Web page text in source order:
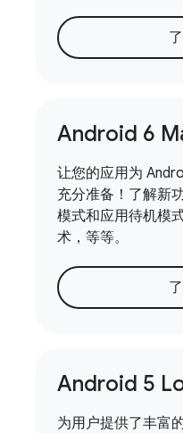
Android 6
让您的应用为
充分准备！了解新
模式和应用待机模
术，等等。
Android 5
为用户提供了丰富